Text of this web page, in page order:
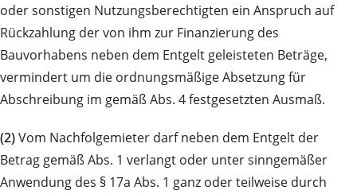
oder sonstigen Nutzungsberechtigten ein Anspruch auf
Rückzahlung der von ihm zur Finanzierung des
Bauvorhabens neben dem Entgelt geleisteten Beträge,
vermindert um die ordnungsmäßige Absetzung für
Abschreibung im gemäß Abs. 4 festgesetzten Ausmaß.
(2)Vom Nachfolgemieter darf neben dem Entgelt der
Betrag gemäß Abs. 1 verlangt oder unter sinngemäßer
Anwendung des § 17a Abs. 1 ganz oder teilweise durch